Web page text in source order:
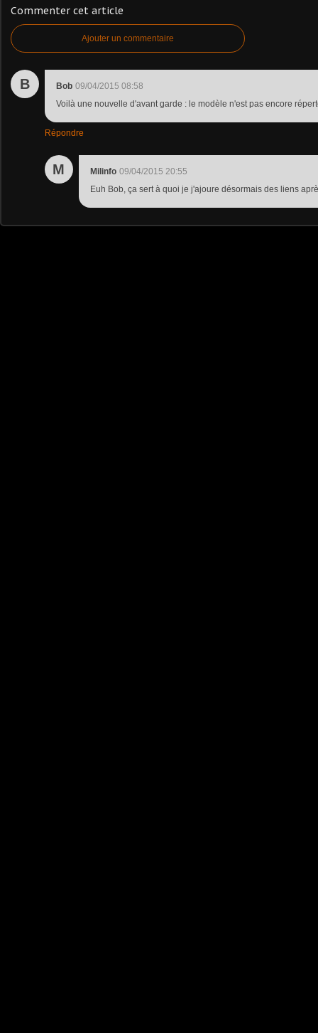
Commenter cet article
Ajouter un commentaire
B Bob 09/04/2015 08:58
Voilà une nouvelle d'avant garde : le modèle n'est pas encore
Répondre
M Milinfo 09/04/2015 20:55
Euh Bob, ça sert à quoi je j'ajoure désormais des liens